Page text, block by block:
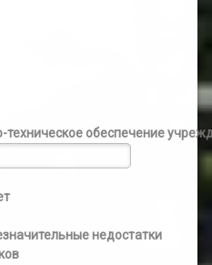
техническое обеспечение
недостатки